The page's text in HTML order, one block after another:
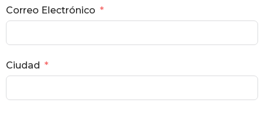
Correo Electrónico
Ciudad